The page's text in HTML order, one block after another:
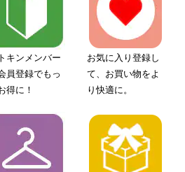
キンメンバー
員登録でもっ
得に！
お気に入り登録し
て、お買い物をよ
り快適に。